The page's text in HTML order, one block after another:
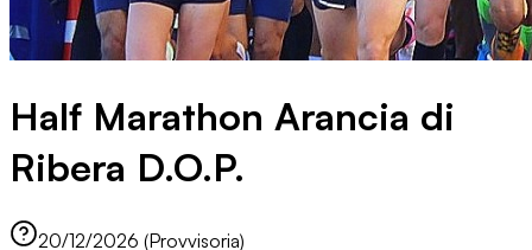
Half Marathon Arancia di
Ribera D.O.P.
20/12/2026 (Provvisoria)